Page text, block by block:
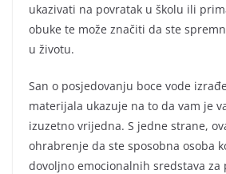
ukazivati na povratak u školu ili
obuke te može značiti da ste
u životu.
San o posjedovanju boce vode
materijala ukazuje na to da vam je
izuzetno vrijedna. S jedne strane,
ohrabrenje da ste sposobna osoba
dovoljno emocionalnih sredstava